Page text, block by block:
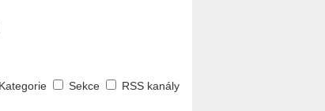
Kategorie Sekce RSS kanály